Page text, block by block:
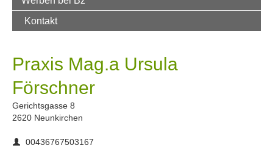
Kontakt
Praxis Mag.a Ursula
Förschner
Gerichtsgasse 8
2620 Neunkirchen
00436767503167